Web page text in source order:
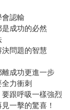
認輸
功的必然
題的智慧
成功更進一步
衝刺
呼吸一樣強烈
擊的驚喜！